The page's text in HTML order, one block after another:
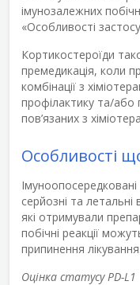
імунозалежних
«Особливості
Кортикостероїди
премедикація, коли
комбінації з
профілактику та/або
пов’язаних з
Особливості
серйозні та летальні
які отримували
побічні реакції
припинення лікування.
Оцінка статусу PD-L1